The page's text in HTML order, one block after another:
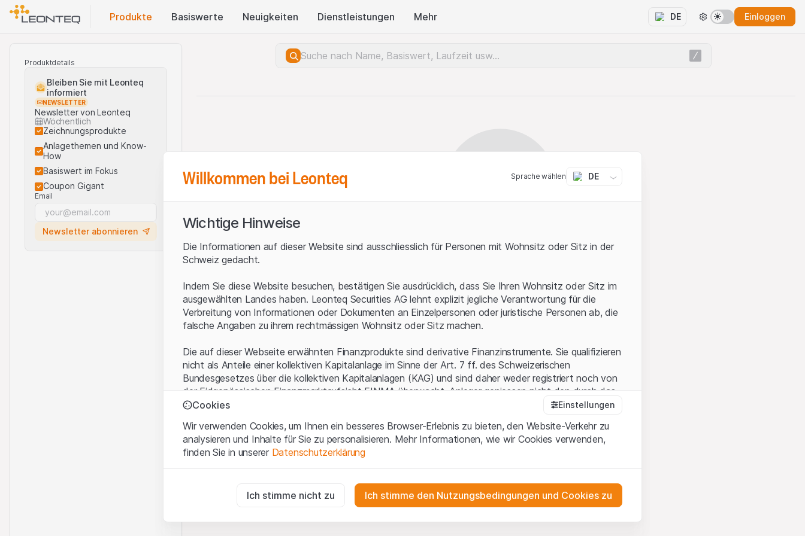
Produkte Basis​werte Neuigkeiten Dienstleistungen Mehr DE Einloggen
Produktdetails
Bleiben Sie mit Leonteq
informiert
NEWSLETTER
Newsletter von Leonteq
Wöchentlich
Zeichnungsprodukte
Anlagethemen und Know-
How
Basiswert im Fokus
Coupon Gigant
Email
Newsletter abonnieren
Willkommen bei Leonteq Sprache wählen DE
Wichtige Hinweise
Die Informationen auf dieser Website sind ausschliesslich für Personen mit Wohnsitz oder Sitz in der
Schweiz gedacht.
Indem Sie diese Website besuchen, bestätigen Sie ausdrücklich, dass Sie Ihren Wohnsitz oder Sitz im
ausgewählten Landes haben. Leonteq Securities AG lehnt explizit jegliche Verantwortung für die
Verbreitung von Informationen oder Dokumenten an Einzelpersonen oder juristische Personen ab, die
falsche Angaben zu ihrem rechtmässigen Wohnsitz oder Sitz machen.
Die auf dieser Webseite erwähnten Finanzprodukte sind derivative Finanzinstrumente. Sie qualifizieren
nicht als Anteile einer kollektiven Kapitalanlage im Sinne der Art. 7 ff. des Schweizerischen
Bundesgesetzes über die kollektiven Kapitalanlagen (KAG) und sind daher weder registriert noch von
der Eidgenössischen Finanzmarktaufsicht FINMA überwacht. Anleger geniessen nicht den durch das
KAG vermittelten spezifischen Anlegerschutz.
Anwendungsbedingungen und rechtliche Informationen
Mit dem Zugriff auf diese Website der Leonteq Securities AG (die "Website") erklären Sie, dass Sie die
rechtlichen Informationen und die wichtigen Hinweise und
Sämtliche Immaterialgüterrechte (wie z.B. Urheber¬, Design¬ und Markenrechte) an dem auf der
Cookies Einstellungen
Wir verwenden Cookies, um Ihnen ein besseres Browser-Erlebnis zu bieten, den Website-Verkehr zu
analysieren und Inhalte für Sie zu personalisieren. Mehr Informationen, wie wir Cookies verwenden,
finden Sie in unserer Datenschutzerklärung
Diese Cookies sind für die Website erforderlich und können nicht deaktiviert werden.
Ich stimme nicht zu Ich stimme den Nutzungsbedingungen und Cookies zu